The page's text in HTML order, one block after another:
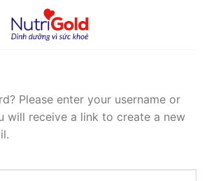
Please enter your username or
will receive a link to create a new